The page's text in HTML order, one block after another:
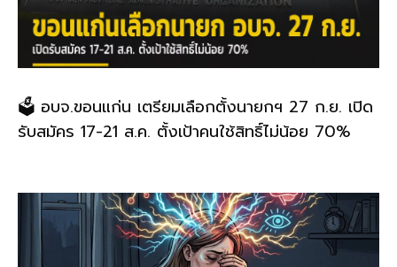
🗳️ อบจ.ขอนแก่น เตรียมเลือกตั้งนายกฯ 27 ก.ย. เปิด
รับสมัคร 17-21 ส.ค. ตั้งเป้าคนใช้สิทธิ์ไม่น้อย 70%